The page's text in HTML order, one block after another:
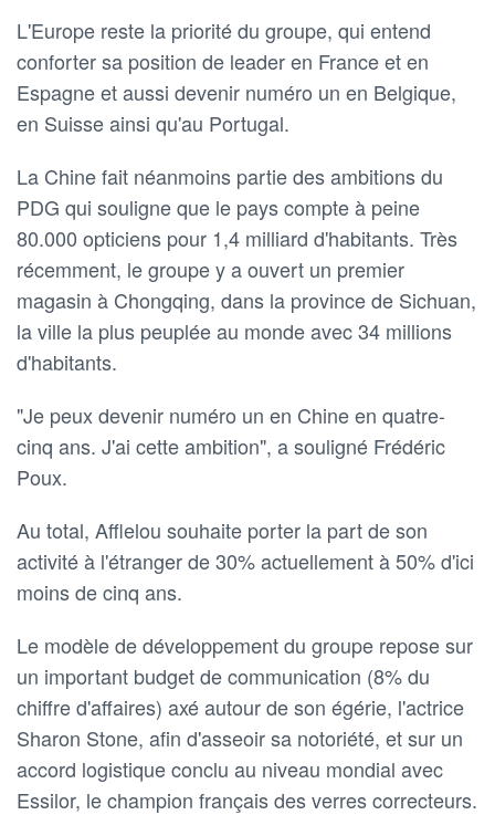
L'Europe reste la priorité du groupe, qui entend
conforter sa position de leader en France et en
Espagne et aussi devenir numéro un en Belgique,
en Suisse ainsi qu'au Portugal.
La Chine fait néanmoins partie des ambitions du
PDG qui souligne que le pays compte à peine
80.000 opticiens pour 1,4 milliard d'habitants. Très
récemment, le groupe y a ouvert un premier
magasin à Chongqing, dans la province de Sichuan,
la ville la plus peuplée au monde avec 34 millions
d'habitants.
"Je peux devenir numéro un en Chine en quatre-
cinq ans. J'ai cette ambition", a souligné Frédéric
Poux.
Au total, Afflelou souhaite porter la part de son
activité à l'étranger de 30% actuellement à 50% d'ici
moins de cinq ans.
Le modèle de développement du groupe repose sur
un important budget de communication (8% du
chiffre d'affaires) axé autour de son égérie, l'actrice
Sharon Stone, afin d'asseoir sa notoriété, et sur un
accord logistique conclu au niveau mondial avec
Essilor, le champion français des verres correcteurs.